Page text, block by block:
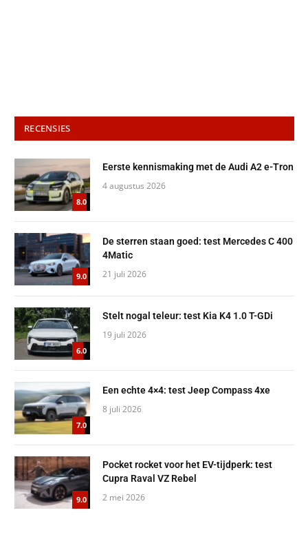
RECENSIES
8.0
Eerste kennismaking met de Audi A2 e-Tron
4 augustus 2026
9.0
De sterren staan goed: test Mercedes C 400
4Matic
21 juli 2026
6.0
Stelt nogal teleur: test Kia K4 1.0 T-GDi
19 juli 2026
7.0
Een echte 4×4: test Jeep Compass 4xe
8 juli 2026
9.0
Pocket rocket voor het EV-tijdperk: test
Cupra Raval VZ Rebel
2 mei 2026